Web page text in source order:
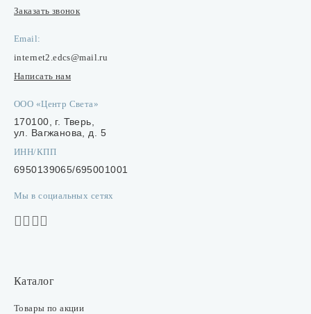
Заказать звонок
Email:
internet2.edcs@mail.ru
Написать нам
ООО «Центр Света»
170100, г. Тверь,
ул. Вагжанова, д. 5
ИНН/КПП
6950139065/695001001
Мы в социальных сетях
Каталог
Товары по акции